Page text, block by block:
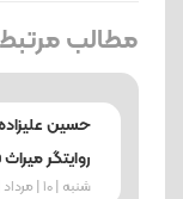
مطالب مرتبط
حسین
روایتگر
شنبه | 10 | مرداد | 1405